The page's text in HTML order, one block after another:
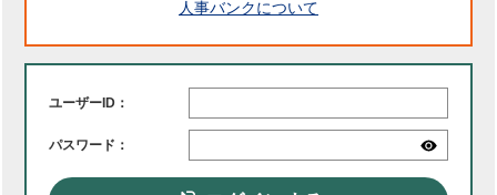
人事バンクについて
ユーザーID：
パスワード：